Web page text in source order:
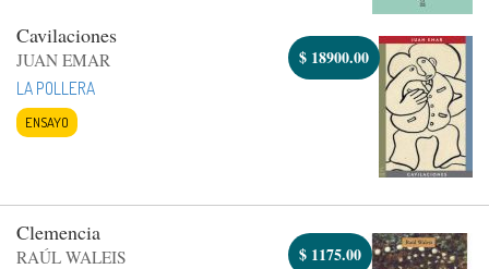
Cavilaciones
JUAN EMAR
LA POLLERA
ENSAYO
$ 18900.00
Clemencia
RAÚL WALEIS
$ 1175.00